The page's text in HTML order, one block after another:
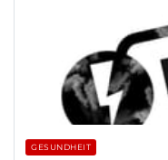
GESUNDHEIT